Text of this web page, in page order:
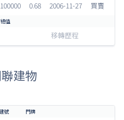
0.68 2006-11-27 買賣
移轉歷程
建物